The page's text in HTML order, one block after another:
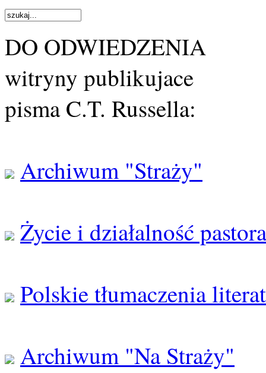
DO ODWIEDZENIA
witryny publikujace
pisma C.T. Russella:
Archiwum "Straży"
Życie i działalność
Polskie tłumaczenia
Archiwum "Na Straży"